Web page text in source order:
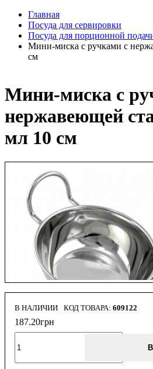
Главная
Посуда для сервировки
Посуда для порционной
Мини-миска с ручками с
см
Мини-миска с
нержавеющей
мл 10 см
В НАЛИЧИИ 609122
187.20грн